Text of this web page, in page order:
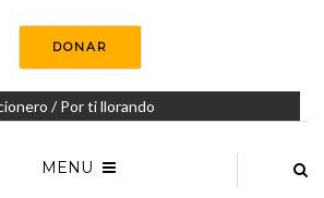
DONAR
/ Por ti llorando
MENU